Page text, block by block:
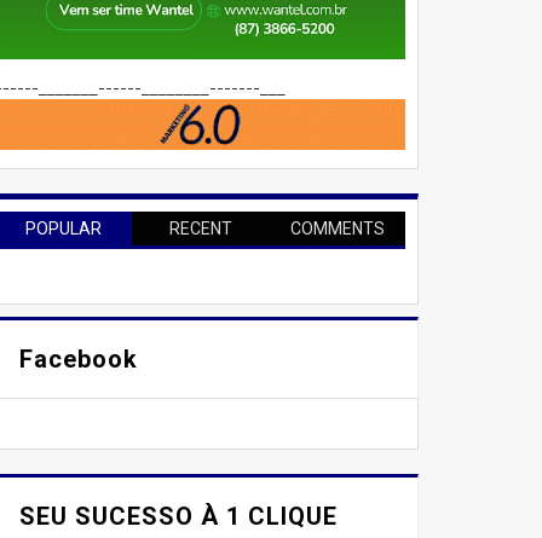
_______------________-------___
POPULAR RECENT COMMENTS
Facebook
SEU SUCESSO À 1 CLIQUE